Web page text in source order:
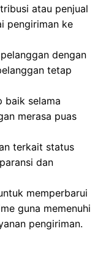
atau penjual
pengiriman ke
dengan
tetap
baik selama
merasa puas
terkait status
dan
memperbarui
guna memenuhi
pengiriman.